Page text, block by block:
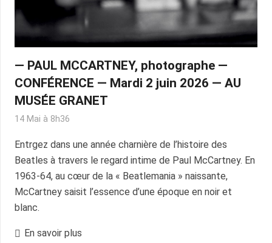
— PAUL MCCARTNEY, photographe —
CONFÉRENCE — Mardi 2 juin 2026 — AU
MUSÉE GRANET
14 Mai à 8h36
Entrgez dans une année charnière de l’histoire des
Beatles à travers le regard intime de Paul McCartney. En
1963-64, au cœur de la « Beatlemania » naissante,
McCartney saisit l’essence d’une époque en noir et
blanc.
En savoir plus